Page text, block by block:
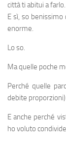
città ti abitui a farlo.
E sì, so
enorme.
Lo so.
Ma quelle poche
Perché quelle
debite proporzioni)
E anche perché
ho voluto